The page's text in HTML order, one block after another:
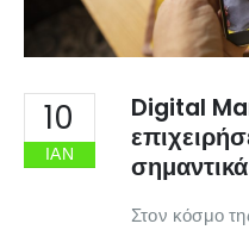
10
ΙΑΝ
Digital
Στον κόσμο
Ποιοι Είμαστε
Γιατί Εμάς
Blog
Επικοινωνία
Πληροφορίες Αγορών